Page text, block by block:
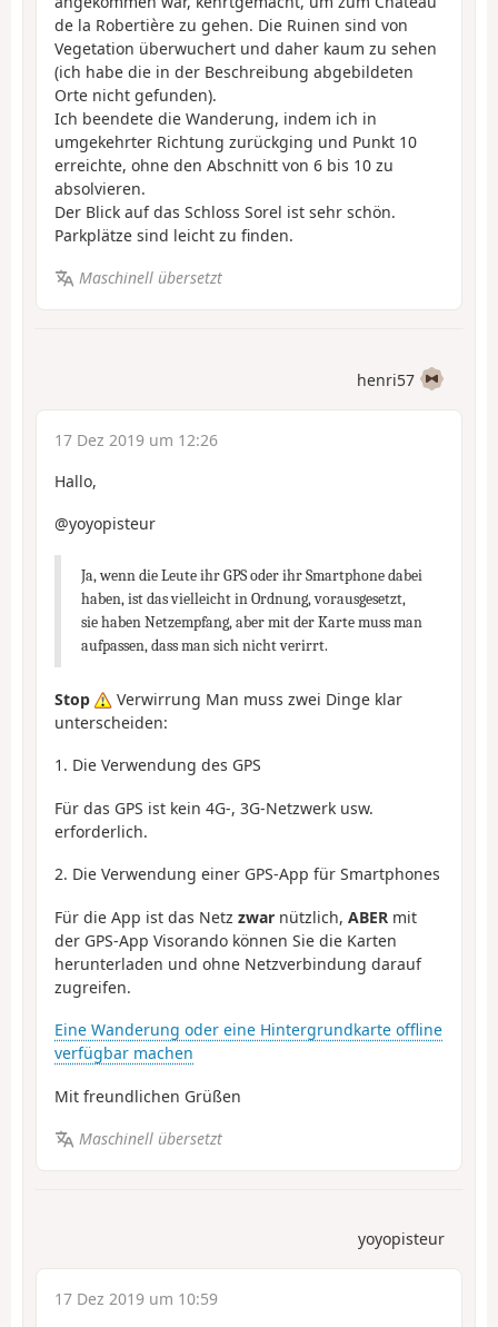
de la Robertière zu gehen. Die Ruinen sind von
Vegetation überwuchert und daher kaum zu sehen
(ich habe die in der Beschreibung abgebildeten
Orte nicht gefunden).
Ich beendete die Wanderung, indem ich in
umgekehrter Richtung zurückging und Punkt 10
erreichte, ohne den Abschnitt von 6 bis 10 zu
absolvieren.
Der Blick auf das Schloss Sorel ist sehr schön.
Parkplätze sind leicht zu finden.
Maschinell übersetzt
henri57
17 Dez 2019 um 12:26
Hallo,
@yoyopisteur
Ja, wenn die Leute ihr GPS oder ihr Smartphone dabei
haben, ist das vielleicht in Ordnung, vorausgesetzt,
sie haben Netzempfang, aber mit der Karte muss man
aufpassen, dass man sich nicht verirrt.
Stop
Verwirrung Man muss zwei Dinge klar
unterscheiden:
1. Die Verwendung des GPS
Für das GPS ist kein 4G-, 3G-Netzwerk usw.
erforderlich.
2. Die Verwendung einer GPS-App für Smartphones
Für die App ist das Netz zwar nützlich, ABER mit
der GPS-App Visorando können Sie die Karten
herunterladen und ohne Netzverbindung darauf
zugreifen.
Eine Wanderung oder eine Hintergrundkarte offline
verfügbar machen
Mit freundlichen Grüßen
Maschinell übersetzt
yoyopisteur
17 Dez 2019 um 10:59